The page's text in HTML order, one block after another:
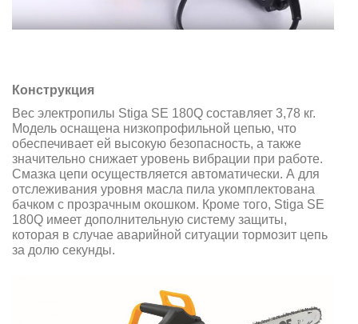
Конструкция
Вес электропилы Stiga SE 180Q составляет 3,78 кг.
Модель оснащена низкопрофильной цепью, что
обеспечивает ей высокую безопасность, а также
значительно снижает уровень вибрации при работе.
Смазка цепи осуществляется автоматически. А для
отслеживания уровня масла пила укомплектована
бачком с прозрачным окошком. Кроме того, Stiga SE
180Q имеет дополнительную систему защиты,
которая в случае аварийной ситуации тормозит цепь
за долю секунды.